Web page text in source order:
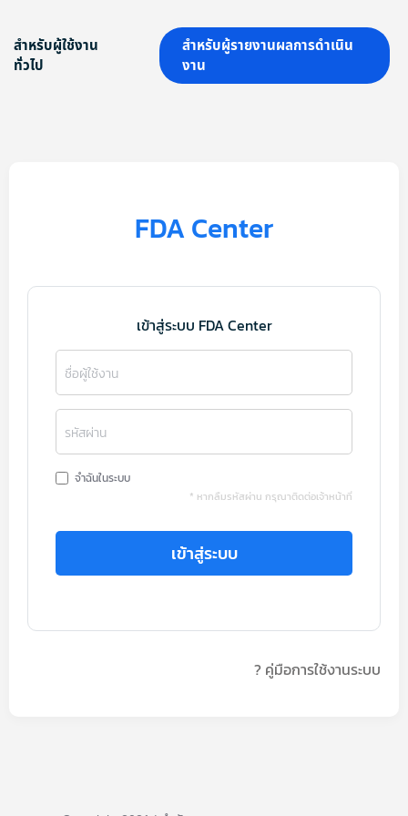
สำหรับผู้ใช้งาน
ทั่วไป
สำหรับผู้รายงานผลการดำเนิน
งาน
FDA Center
เข้าสู่ระบบ FDA Center
ชื่อผู้ใช้งาน
รหัสผ่าน
จำฉันในระบบ
* หากลืมรหัสผ่าน กรุณาติดต่อเจ้าหน้าที่
เข้าสู่ระบบ
? คู่มือการใช้งานระบบ